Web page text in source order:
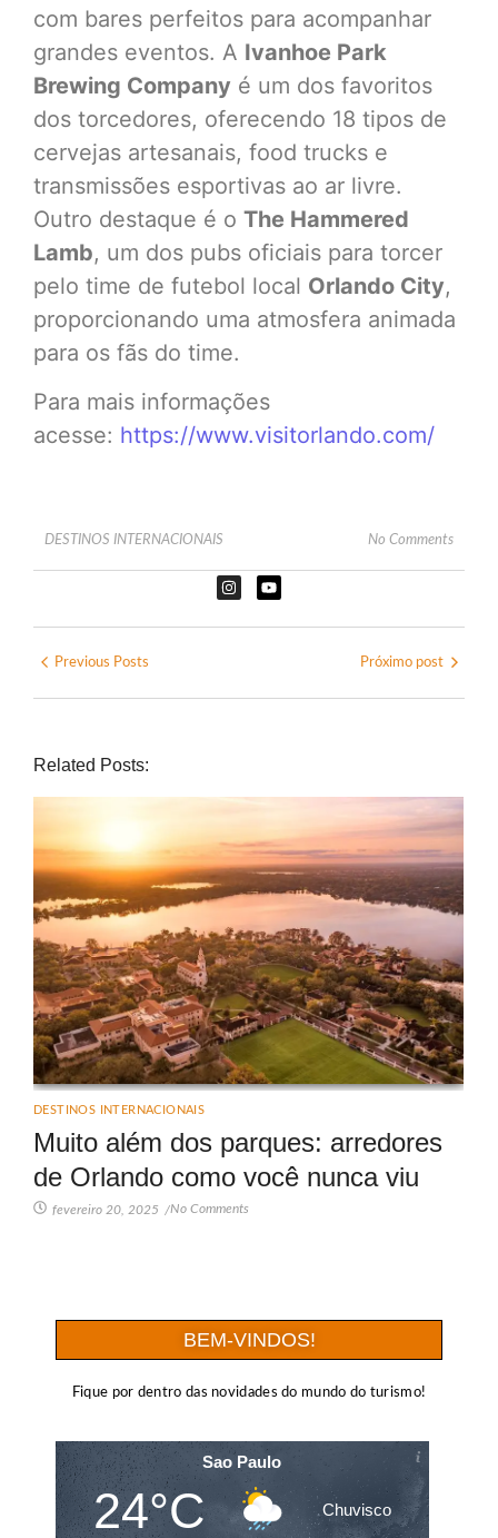
com bares perfeitos para acompanhar
grandes eventos. A Ivanhoe Park
Brewing Company é um dos favoritos
dos torcedores, oferecendo 18 tipos de
cervejas artesanais, food trucks e
transmissões esportivas ao ar livre.
Outro destaque é o The Hammered
Lamb, um dos pubs oficiais para torcer
pelo time de futebol local Orlando City,
proporcionando uma atmosfera animada
para os fãs do time.
Para mais informações
acesse: https://www.visitorlando.com/
DESTINOS INTERNACIONAIS No Comments
Previous Posts Próximo post
Related Posts:
DESTINOS INTERNACIONAIS
Muito além dos parques: arredores
de Orlando como você nunca viu
fevereiro 20, 2025 /No Comments
BEM-VINDOS!
Fique por dentro das novidades do mundo do turismo!
Sao Paulo
24°C Chuvisco